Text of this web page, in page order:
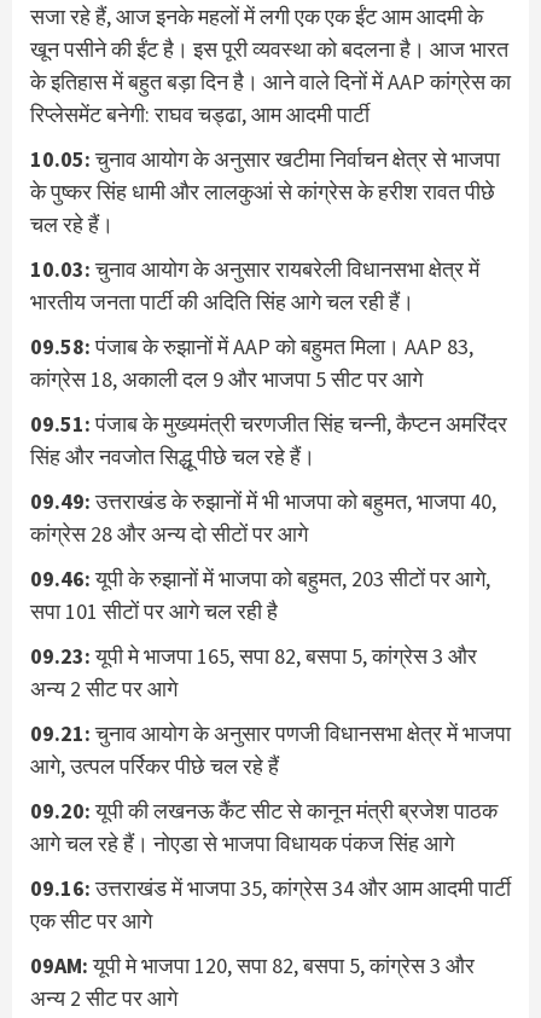
सजा रहे हैं, आज इनके महलों में लगी एक एक ईंट आम आदमी के
खून पसीने की ईंट है। इस पूरी व्यवस्था को बदलना है। आज भारत
के इतिहास में बहुत बड़ा दिन है। आने वाले दिनों में AAP कांग्रेस का
रिप्लेसमेंट बनेगी: राघव चड्ढा, आम आदमी पार्टी
10.05:चुनाव आयोग के अनुसार खटीमा निर्वाचन क्षेत्र से भाजपा
के पुष्कर सिंह धामी और लालकुआं से कांग्रेस के हरीश रावत पीछे
चल रहे हैं।
10.03:चुनाव आयोग के अनुसार रायबरेली विधानसभा क्षेत्र में
भारतीय जनता पार्टी की अदिति सिंह आगे चल रही हैं।
09.58:पंजाब के रुझानों में AAP को बहुमत मिला। AAP 83,
कांग्रेस 18, अकाली दल 9 और भाजपा 5 सीट पर आगे
09.51:पंजाब के मुख्यमंत्री चरणजीत सिंह चन्नी, कैप्टन अमरिंदर
सिंह और नवजोत सिद्धू पीछे चल रहे हैं।
09.49:उत्तराखंड के रुझानों में भी भाजपा को बहुमत, भाजपा 40,
कांग्रेस 28 और अन्य दो सीटों पर आगे
09.46:यूपी के रुझानों में भाजपा को बहुमत, 203 सीटों पर आगे,
सपा 101 सीटों पर आगे चल रही है
09.23:यूपी मे भाजपा 165, सपा 82, बसपा 5, कांग्रेस 3 और
अन्य 2 सीट पर आगे
09.21:चुनाव आयोग के अनुसार पणजी विधानसभा क्षेत्र में भाजपा
आगे, उत्पल पर्रिकर पीछे चल रहे हैं
09.20:यूपी की लखनऊ कैंट सीट से कानून मंत्री ब्रजेश पाठक
आगे चल रहे हैं। नोएडा से भाजपा विधायक पंकज सिंह आगे
09.16:उत्तराखंड में भाजपा 35, कांग्रेस 34 और आम आदमी पार्टी
एक सीट पर आगे
09AM:यूपी मे भाजपा 120, सपा 82, बसपा 5, कांग्रेस 3 और
अन्य 2 सीट पर आगे